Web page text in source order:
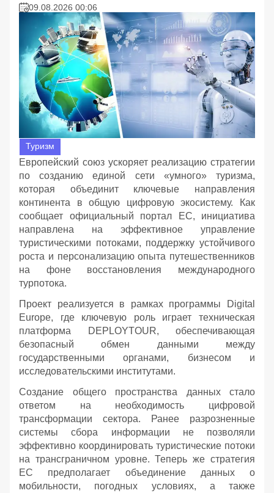
09.08.2026 00:06
Туризм
Европейский союз ускоряет реализацию стратегии
по созданию единой сети «умного» туризма,
которая объединит ключевые направления
континента в общую цифровую экосистему. Как
сообщает официальный портал ЕС, инициатива
направлена на эффективное управление
туристическими потоками, поддержку устойчивого
роста и персонализацию опыта путешественников
на фоне восстановления международного
турпотока.
Проект реализуется в рамках программы Digital
Europe, где ключевую роль играет техническая
платформа DEPLOYTOUR, обеспечивающая
безопасный обмен данными между
государственными органами, бизнесом и
исследовательскими институтами.
Создание общего пространства данных стало
ответом на необходимость цифровой
трансформации сектора. Ранее разрозненные
системы сбора информации не позволяли
эффективно координировать туристические потоки
на трансграничном уровне. Теперь же стратегия
ЕС предполагает объединение данных о
мобильности, погодных условиях, а также